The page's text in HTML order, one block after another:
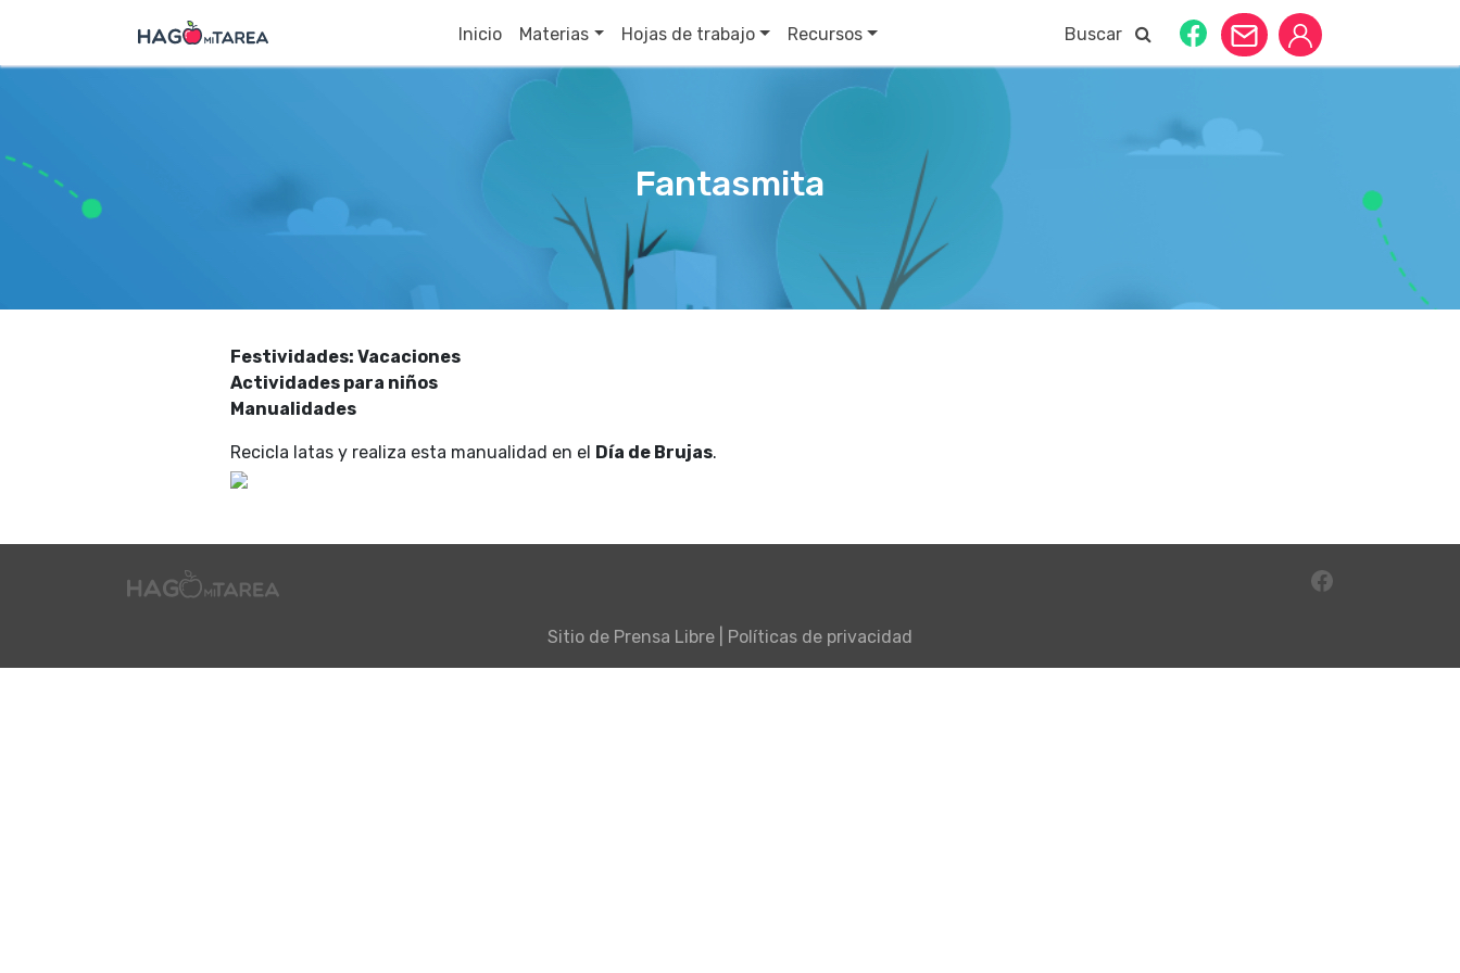
Inicio Materias Hojas de trabajo Recursos Buscar
Fantasmita
Festividades: Vacaciones
Actividades para niños
Manualidades
Recicla latas y realiza esta manualidad en el Día de Brujas.
Sitio de Prensa Libre Políticas de privacidad